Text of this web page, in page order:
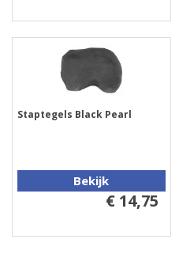
Staptegels Black Pearl
Bekijk
€ 14,75